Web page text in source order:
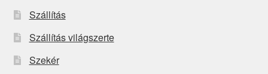
Szállítás
Szállítás világszerte
Szekér